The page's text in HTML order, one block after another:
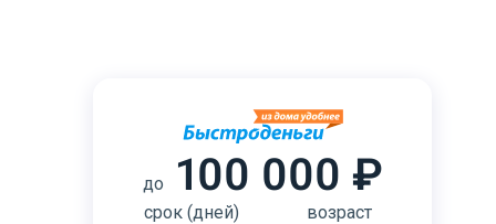
до 100 000 ₽
срок (дней) возраст